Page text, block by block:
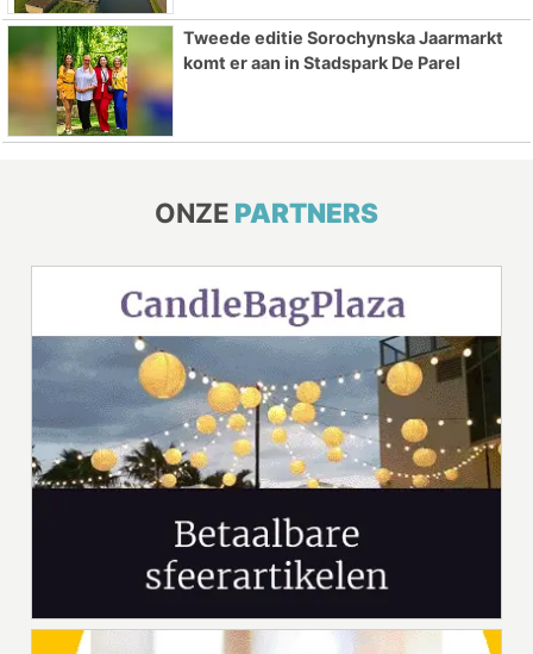
Tweede editie Sorochynska Jaarmarkt
komt er aan in Stadspark De Parel
ONZE PARTNERS